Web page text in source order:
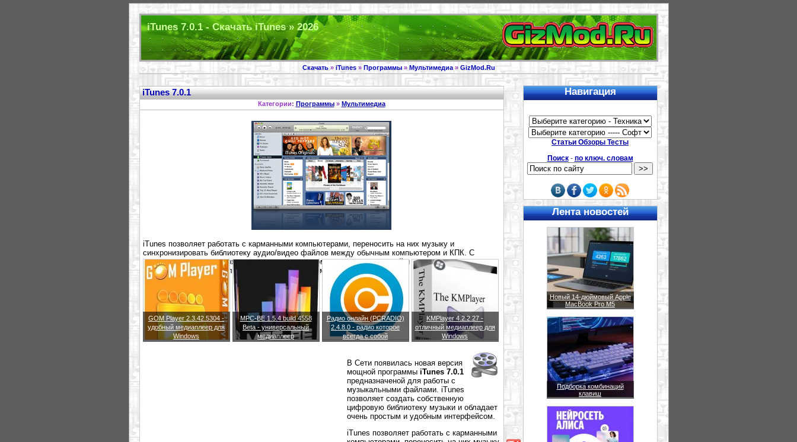
iTunes 7.0.1 - Скачать iTunes » 2026
Скачать» iTunes» Программы»Мультимедиа» GizMod.Ru
iTunes 7.0.1
Категории: Программы» Мультимедиа
iTunes позволяет работать с карманными компьютерами, переносить на них музыку и
синхронизировать библиотеку аудио/видео файлов между обычным компьютером и КПК. С
помощью программы можно легко составлять компакт-диски с музыкой и проигрывать
музыкальные и видео клипы встроенным плеером.
GOM Player 2.3.42.5304 -
удобный медиаплеер для
Windows
MPC-BE 1.5.4 build 4558
Beta - универсальный
медиаплеер
Радио онлайн (PCRADIO)
2.4.8.0 - радио которое
всегда с собой
KMPlayer 4.2.2.27 -
отличный медиаплеер для
Windows
В Сети появилась новая версия
мощной программы iTunes 7.0.1
предназначеной для работы с
музыкальными файлами. iTunes
позволяет создать собственную
цифровую библиотеку музыки и обладает
очень простым и удобным интерфейсом.
iTunes позволяет работать с карманными
Навигация
Статьи Обзоры Тесты
Поиск- по ключ. словам
Лента новостей
Новый 14-дюймовый Apple
MacBook Pro M5
Подборка комбинаций
клавиш